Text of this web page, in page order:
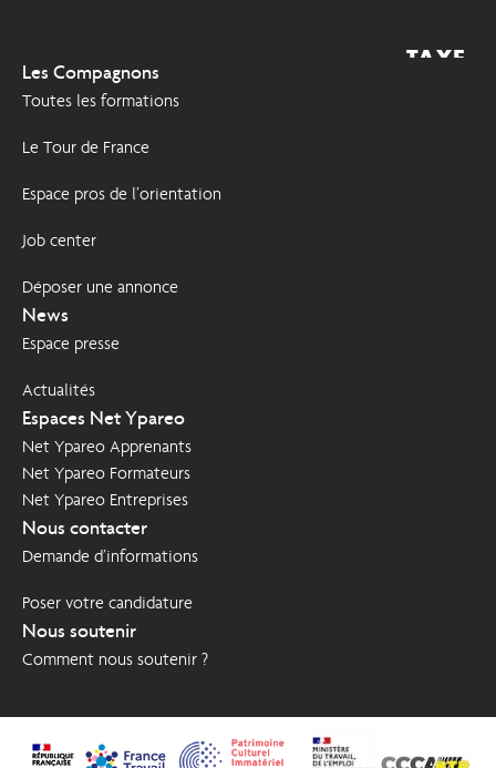
Les Compagnons
Toutes les formations
Le Tour de France
Espace pros de l’orientation
Job center
Déposer une annonce
News
Espace presse
Actualités
Espaces Net Ypareo
Net Ypareo Apprenants
Net Ypareo Formateurs
Net Ypareo Entreprises
Nous contacter
Demande d’informations
Poser votre candidature
Nous soutenir
Comment nous soutenir ?
TAXE